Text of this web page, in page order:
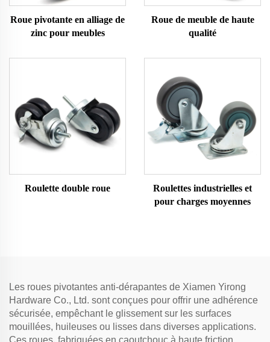
Roue pivotante en alliage de
zinc pour meubles
Roue de meuble de haute
qualité
Roulette double roue
Roulettes industrielles et
pour charges moyennes
Les roues pivotantes anti-dérapantes de Xiamen Yirong
Hardware Co., Ltd. sont conçues pour offrir une adhérence
sécurisée, empêchant le glissement sur les surfaces
mouillées, huileuses ou lisses dans diverses applications.
Ces roues, fabriquées en caoutchouc à haute friction